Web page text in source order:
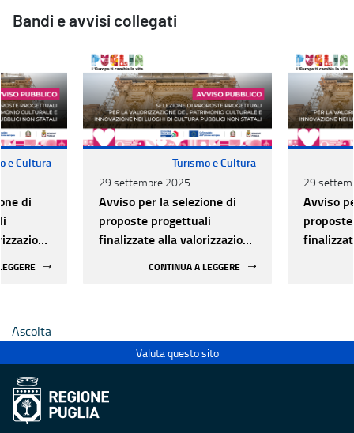
Bandi e avvisi collegati
e Cultura
di
Turismo e Cultura
29 settembre 2025
Avviso per la selezione di
proposte progettuali
finalizzate alla valorizzazione
CONTINUA A LEGGERE
29
Avviso
Ascolta
Valuta questo sito